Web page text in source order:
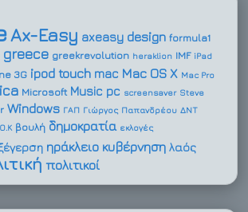
Ax-Easy axeasy design formula1
greece greekrevolution heraklion IMF iPad
3G ipod touch mac Mac OS X Mac Pro
Microsoft Music pc screensaver Steve
Windows ΓΑΠ Γιώργος Παπανδρέου ΔΝΤ
βουλή δημοκρατία εκλογές
ηράκλειο κυβέρνηση λαός
πολιτικοί